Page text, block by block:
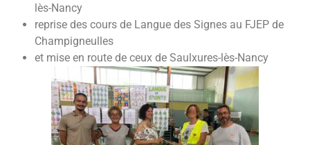
lès-Nancy
reprise des cours de Langue des Signes au FJEP de
Champigneulles
et mise en route de ceux de Saulxures-lès-Nancy